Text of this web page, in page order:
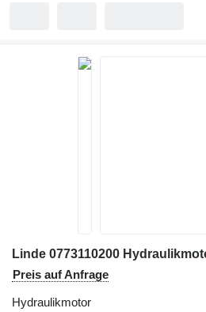
Preis auf Anfrage
Hydraulikmotor